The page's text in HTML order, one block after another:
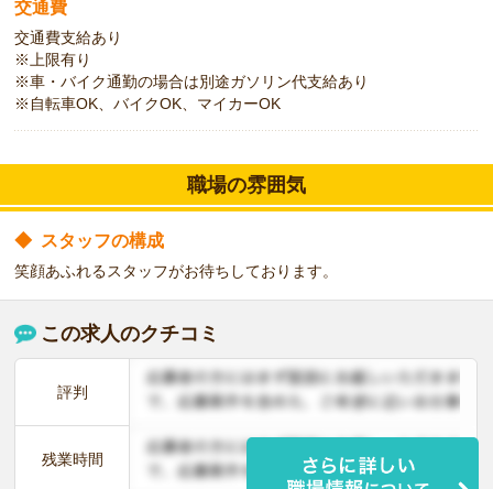
交通費
交通費支給あり
※上限有り
※車・バイク通勤の場合は別途ガソリン代支給あり
※自転車OK、バイクOK、マイカーOK
職場の雰囲気
◆ スタッフの構成
笑顔あふれるスタッフがお待ちしております。
この求人のクチコミ
評判
残業時間